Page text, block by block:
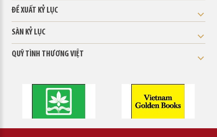
ĐỀ XUẤT KỶ LỤC
SÀN KỶ LỤC
QUỸ TÌNH THƯƠNG VIỆT